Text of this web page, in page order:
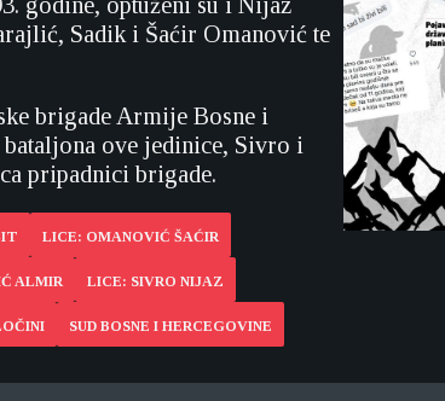
Sadik i Šaćir Omanović te
brigade Armije Bosne i
ove jedinice, Sivro i
pripadnici brigade.
LICE: OMANOVIĆ ŠAĆIR
ALMIR LICE: SIVRO NIJAZ
SUD BOSNE I HERCEGOVINE